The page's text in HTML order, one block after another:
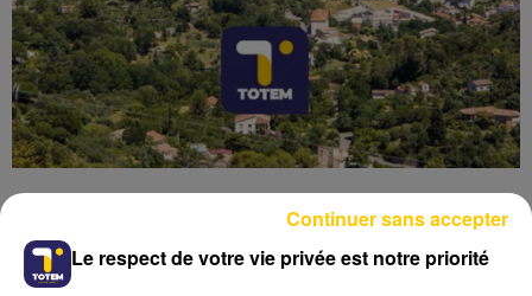
Le respect de votre vie privée est notre priorité
Continuer sans accepter